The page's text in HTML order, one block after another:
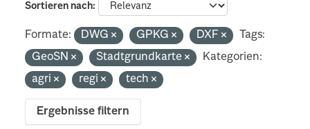
Sortieren nach
Formate: DWG GPKG DXF
Tags:
GeoSN
Stadtgrundkarte
Kategorien:
agri
regi tech
Ergebnisse filtern